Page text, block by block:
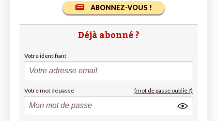
ABONNEZ-VOUS !
Déjà abonné ?
Votre identifiant
Votre mot de passe (mot de passe oublié ?)